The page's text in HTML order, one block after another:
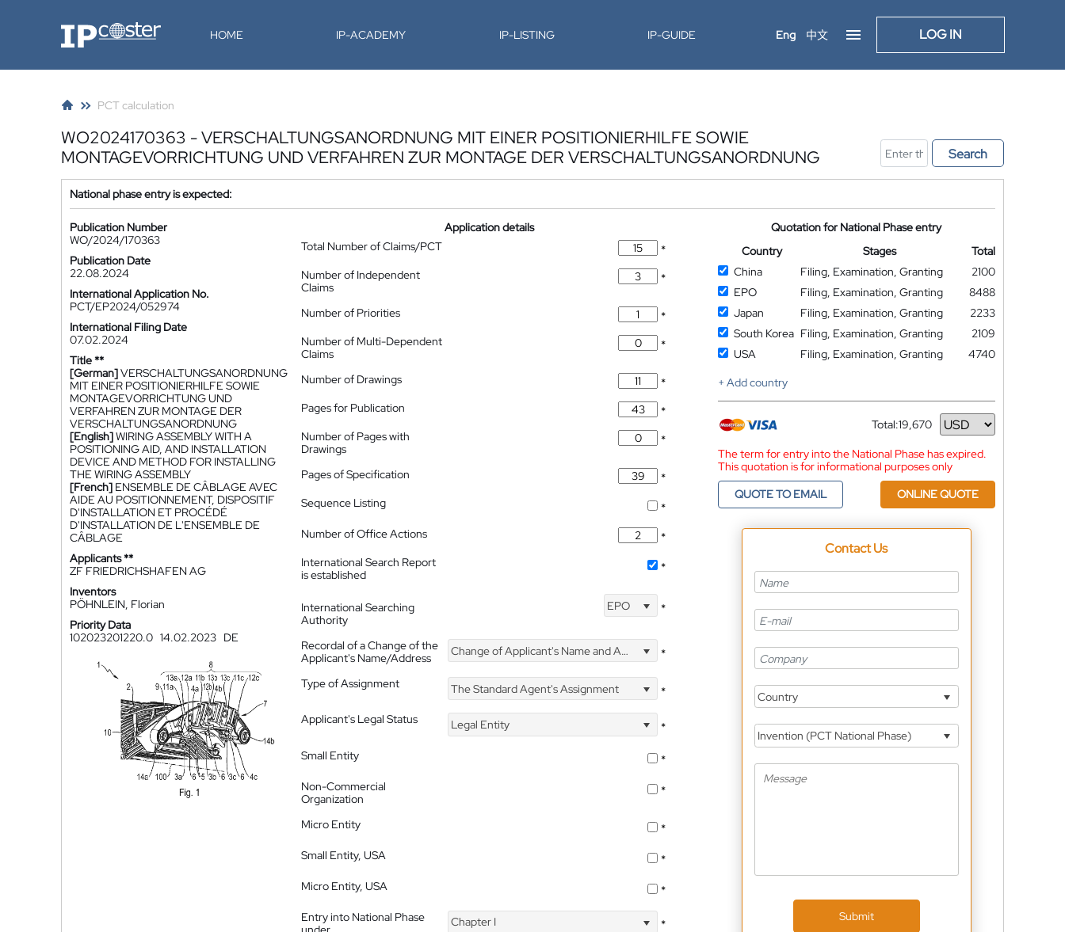
IP-Coster HOME IP-ACADEMY IP-LISTING IP-GUIDE Eng 中文 LOG IN
PCT calculation
WO2024170363 - VERSCHALTUNGSANORDNUNG MIT EINER POSITIONIERHILFE SOWIE
MONTAGEVORRICHTUNG UND VERFAHREN ZUR MONTAGE DER VERSCHALTUNGSANORDNUNG
Search
National phase entry is expected:
Publication Number
WO/2024/170363
Publication Date
22.08.2024
International Application No.
PCT/EP2024/052974
International Filing Date
07.02.2024
Title **
[German]VERSCHALTUNGSANORDNUNG
MIT EINER POSITIONIERHILFE SOWIE
MONTAGEVORRICHTUNG UND
VERFAHREN ZUR MONTAGE DER
VERSCHALTUNGSANORDNUNG
[English]WIRING ASSEMBLY WITH A
POSITIONING AID, AND INSTALLATION
DEVICE AND METHOD FOR INSTALLING
THE WIRING ASSEMBLY
[French] ENSEMBLE DE CÂBLAGE AVEC
AIDE AU POSITIONNEMENT, DISPOSITIF
D'INSTALLATION ET PROCÉDÉ
D'INSTALLATION DE L'ENSEMBLE DE
CÂBLAGE
Applicants **
ZF FRIEDRICHSHAFEN AG
Inventors
PÖHNLEIN, Florian
Priority Data
102023201220.0 14.02.2023 DE
Application details
Total Number of Claims/PCT
*
Number of Independent
Claims
*
Number of Priorities
*
Number of Multi-Dependent
Claims
*
Number of Drawings
*
Pages for Publication
*
Number of Pages with
Drawings
*
Pages of Specification
*
Sequence Listing
*
Number of Office Actions
*
International Search Report
is established
*
International Searching
Authority
EPO *
Recordal of a Change of the
Applicant's Name/Address
Change of Applicant's Name and Address *
Type of Assignment The Standard Agent's Assignment
*
Applicant's Legal Status
Legal Entity
*
Small Entity
*
Non-Commercial
Organization
*
Micro Entity
*
Small Entity, USA
*
Micro Entity, USA
*
Entry into National Phase
Chapter I *
Quotation for National Phase entry
Country
Stages
Total
China
Filing, Examination, Granting
2100
EPO
Filing, Examination, Granting
8488
Japan
Filing, Examination, Granting
2233
South Korea Filing, Examination, Granting
2109
USA
Filing, Examination, Granting
4740
+ Add country
Total:19,670
Currency
The term for entry into the National Phase has expired.
This quotation is for informational purposes only
QUOTE TO EMAIL
ONLINE QUOTE
Contact Us
Country
Invention (PCT National Phase)
Submit